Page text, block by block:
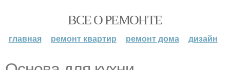
ВСЕ О РЕМОНТЕ
главная ремонт квартир ремонт дома дизайн